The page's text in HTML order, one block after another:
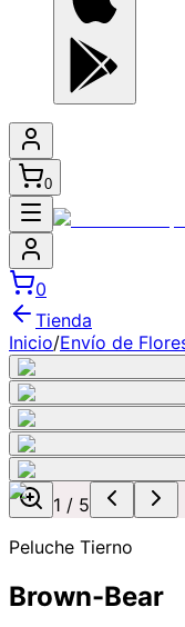
0
0
Tienda
Inicio/Envío de
1 / 5
Peluche Tierno
Brown-Bear